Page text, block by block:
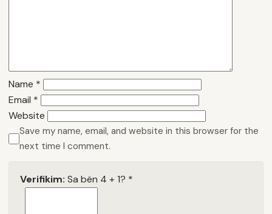
Name *
Email *
Website
Save my name, email, and website in this browser for the
next time I comment.
Verifikim: Sa bën 4 + 1? *